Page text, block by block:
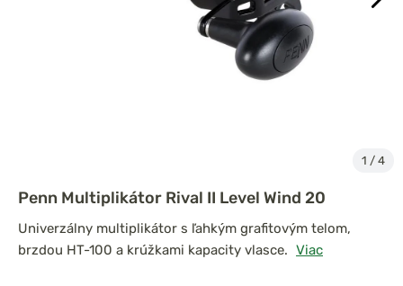
1 / 4
Penn Multiplikátor Rival II Level Wind 20
Univerzálny multiplikátor s ľahkým grafitovým telom,
brzdou HT-100 a krúžkami kapacity vlasce. Viac